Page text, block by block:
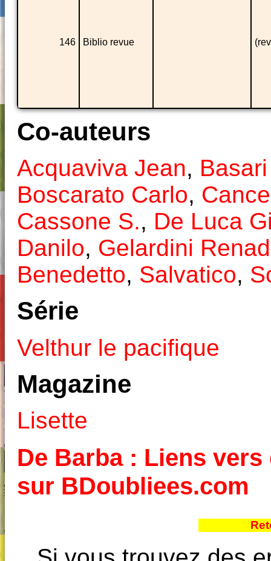
146 Biblio revue
Co-auteurs
Acquaviva Jean,
Boscarato Carlo,
Cassone S., De Luca
Danilo, Gelardini
Benedetto, Salvatico,
Série
Velthur le pacifique
Magazine
Lisette
De Barba : Liens
sur BDoubliees.com